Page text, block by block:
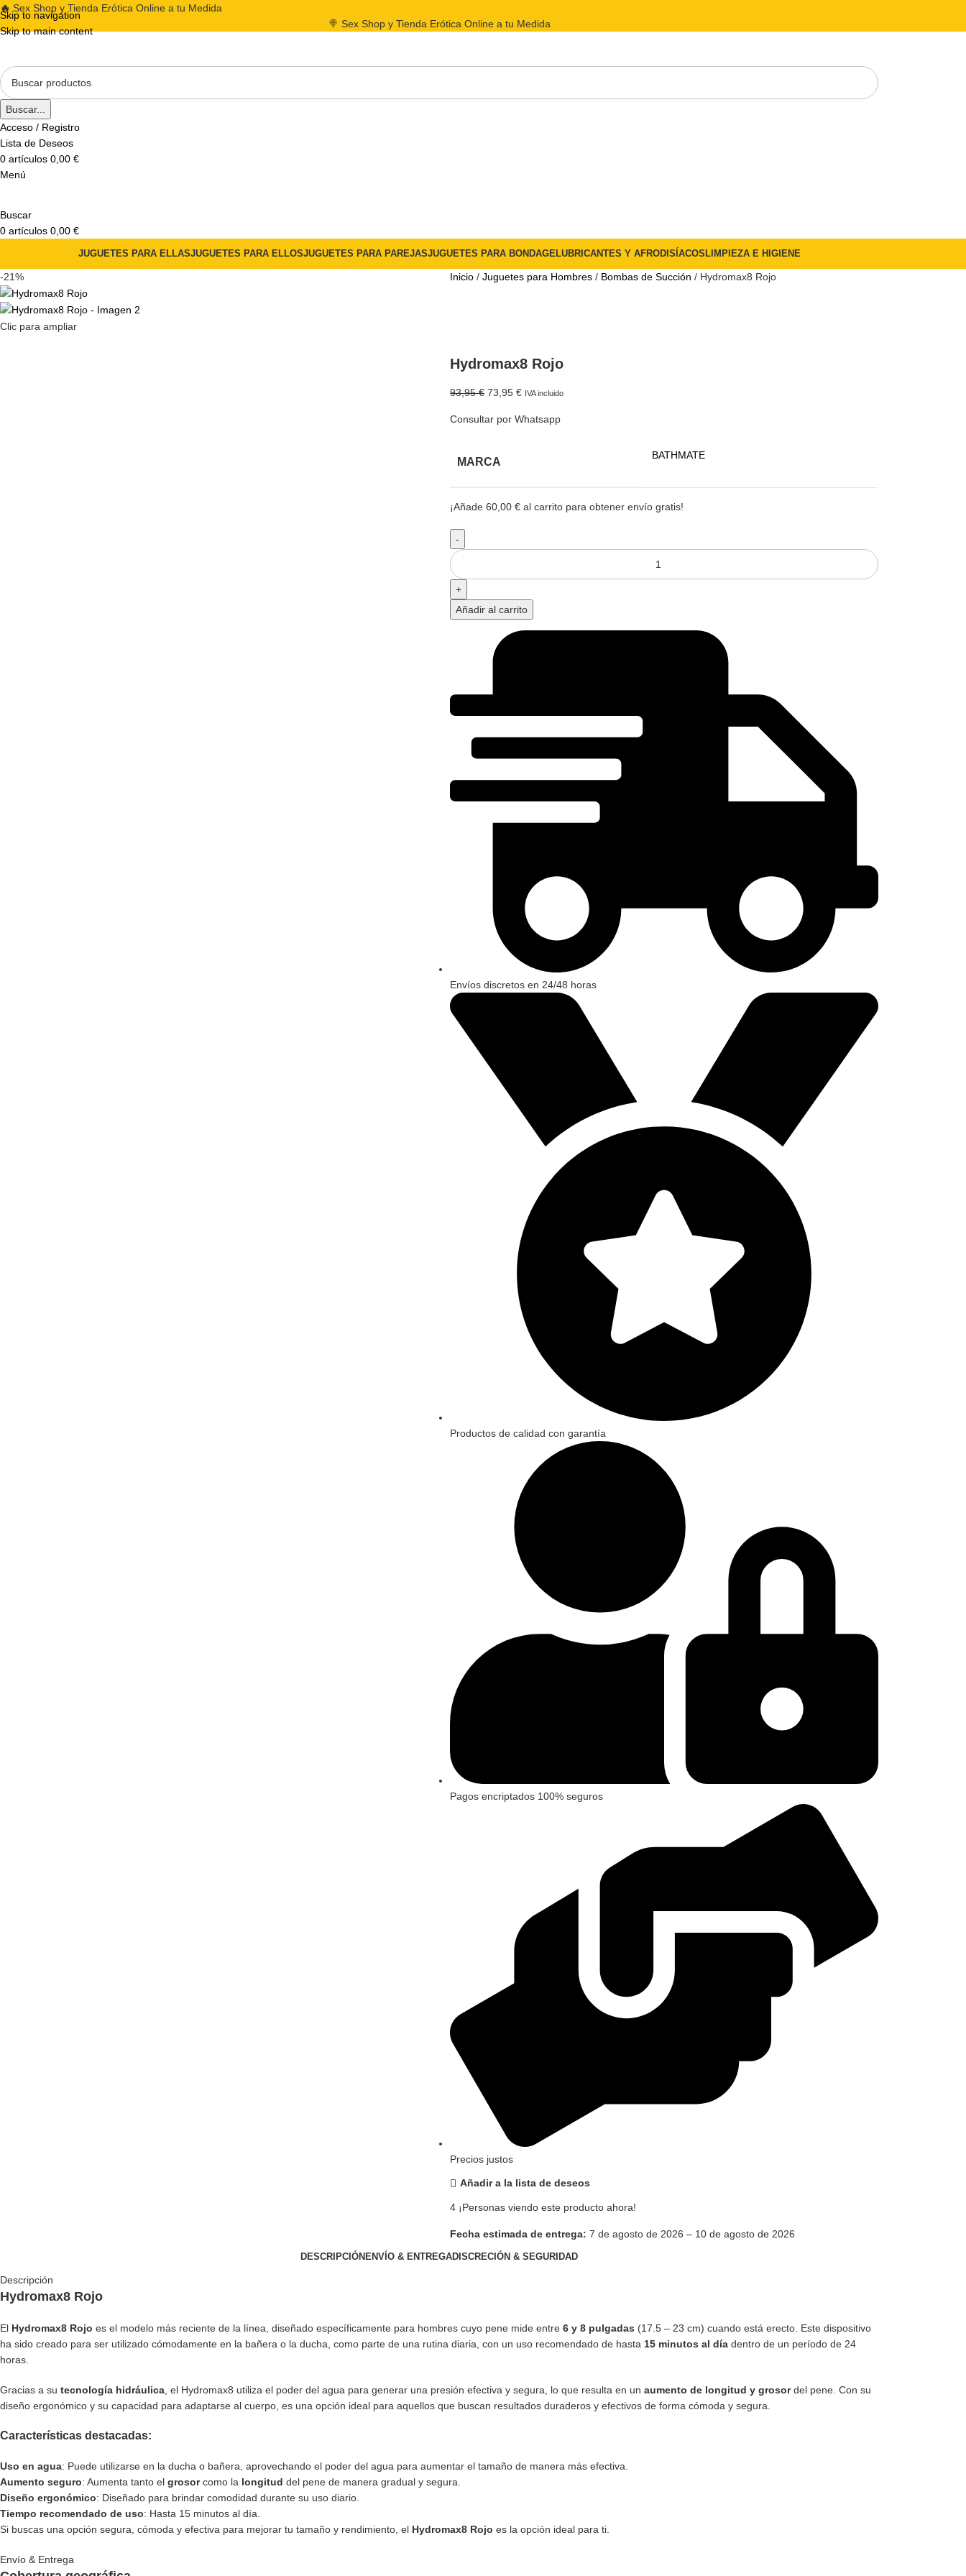
Skip to navigation
Skip to main content
🔥 Sex Shop y Tienda Erótica Online a tu Medida
🍭 Sex Shop y Tienda Erótica Online a tu Medida
Buscar...
Acceso / Registro
Lista de Deseos
0 artículos 0,00 €
Menú
Buscar
0 artículos 0,00 €
JUGUETES PARA ELLASJUGUETES PARA ELLOSJUGUETES PARA PAREJASJUGUETES PARA BONDAGELUBRICANTES Y AFRODISÍACOSLIMPIEZA E HIGIENE
-21%
Clic para ampliar
Inicio Juguetes para Hombres Bombas de Succión Hydromax8 Rojo
Hydromax8 Rojo
93,95€ 73,95 € IVA incluido
Consultar por Whatsapp
MARCA
BATHMATE
¡Añade 60,00 €al carrito para obtener envío gratis!
Añadir al carrito
Envíos discretos en 24/48 horas
Productos de calidad con garantía
Pagos encriptados 100% seguros
Precios justos
Añadir a la lista de deseos
4 ¡Personas viendo este producto ahora!
Fecha estimada de entrega: 7 de agosto de 2026 – 10 de agosto de 2026
DESCRIPCIÓN ENVÍO & ENTREGADISCRECIÓN & SEGURIDAD
Descripción
Hydromax8 Rojo
El Hydromax8 Rojo es el modelo más reciente de la línea, diseñado específicamente para hombres cuyo pene mide entre 6 y 8 pulgadas (17.5 – 23 cm) cuando está erecto. Este dispositivo
ha sido creado para ser utilizado cómodamente en la bañera o la ducha, como parte de una rutina diaria, con un uso recomendado de hasta 15 minutos al día dentro de un período de 24
horas.
Gracias a su tecnología hidráulica , el Hydromax8 utiliza el poder del agua para generar una presión efectiva y segura, lo que resulta en un aumento de longitud y grosordel pene. Con su
diseño ergonómico y su capacidad para adaptarse al cuerpo, es una opción ideal para aquellos que buscan resultados duraderos y efectivos de forma cómoda y segura.
Características destacadas:
Uso en agua: Puede utilizarse en la ducha o bañera, aprovechando el poder del agua para aumentar el tamaño de manera más efectiva.
Aumento seguro: Aumenta tanto el grosorcomo la longitud del pene de manera gradual y segura.
Diseño ergonómico: Diseñado para brindar comodidad durante su uso diario.
Tiempo recomendado de uso: Hasta 15 minutos al día.
Si buscas una opción segura, cómoda y efectiva para mejorar tu tamaño y rendimiento, el Hydromax8 Rojo es la opción ideal para ti.
Envío & Entrega